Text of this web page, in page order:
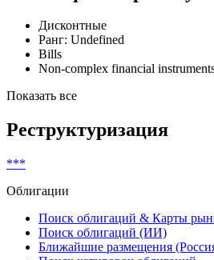
Классификатор выпуска
Ранг: Undefined
Реструктуризация
Облигации